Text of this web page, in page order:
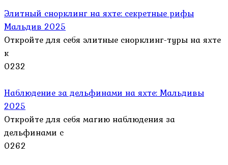
Элитный снорклинг на яхте: секретные рифы
Мальдив 2025
Откройте для себя элитные снорклинг-туры на яхте
к
0232
Наблюдение за дельфинами на яхте: Мальдивы
2025
Откройте для себя магию наблюдения за
дельфинами с
0262